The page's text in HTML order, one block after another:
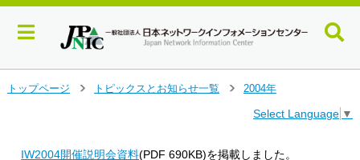
トップページ
トピックスとお知らせ一覧
2004年
Select Language ▼
IW2004開催説明会資料(PDF 690KB)を掲載しました。